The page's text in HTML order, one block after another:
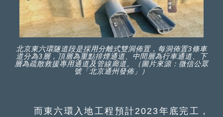
北京東六環隧道段是採用分離式雙洞佈置，每洞佈置3條車
道分為3層，頂層為重點排煙通道、中間層為行車通道、下
層為疏散救援專用通道及管線廊道。（圖片來源：微信公眾
號「北京通州發佈」）
而東六環入地工程預計2023年底完工，